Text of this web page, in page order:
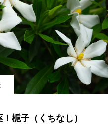
梔子（くちなし）